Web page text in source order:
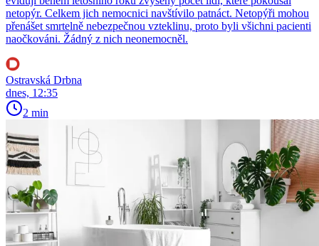
netopýr. Celkem jich nemocnici navštívilo patnáct. Netopýři mohou
přenášet smrtelně nebezpečnou vzteklinu, proto byli všichni pacienti
naočkováni. Žádný z nich neonemocněl.
Ostravská Drbna
dnes, 12:35
2 min